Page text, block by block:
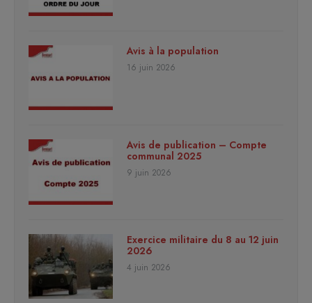
Avis à la population
16 juin 2026
Avis de publication – Compte
communal 2025
9 juin 2026
Exercice militaire du 8 au 12 juin
2026
4 juin 2026